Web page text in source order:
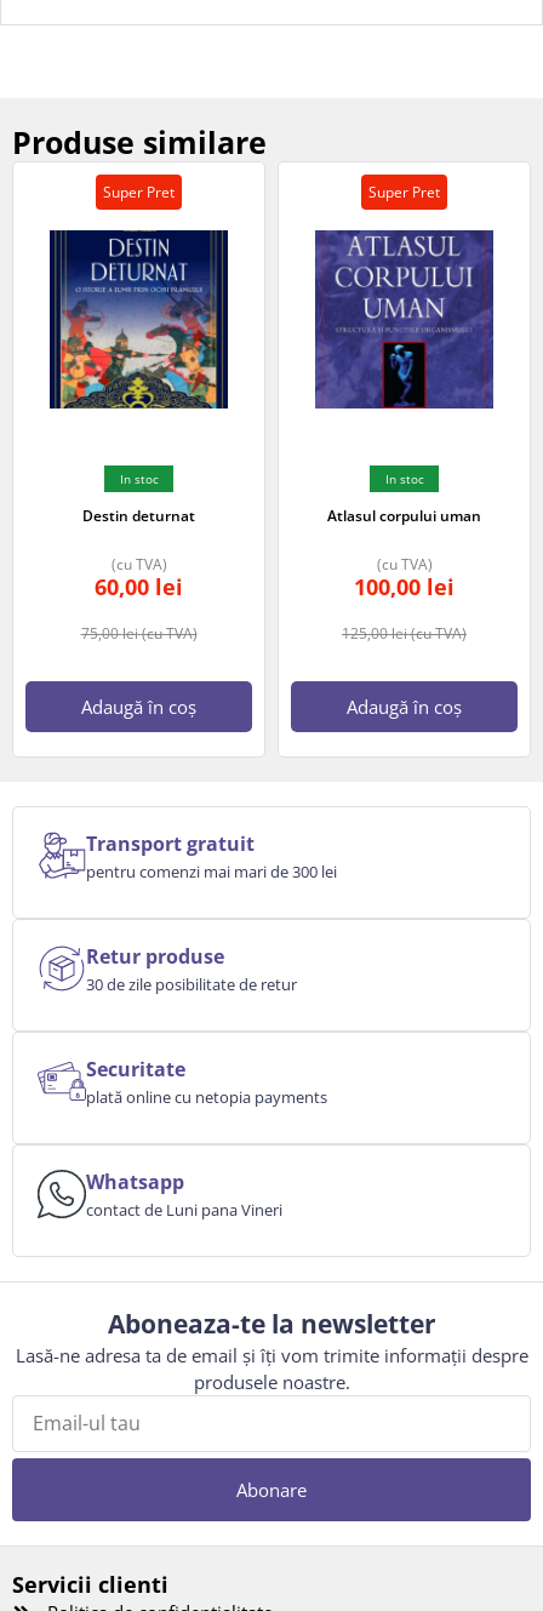
Produse similare
Super Pret
In stoc
Destin deturnat
75,00lei(cu TVA)
60,00 lei
(cu TVA)
Adaugă în coș
Super Pret
In stoc
Atlasul corpului uman
125,00lei(cu TVA)
100,00 lei
(cu TVA)
Adaugă în coș
Transport gratuit
pentru comenzi mai mari de 300 lei
Retur produse
30 de zile posibilitate de retur
Securitate
plată online cu netopia payments
Whatsapp
contact de Luni pana Vineri
Aboneaza-te la newsletter
Lasă-ne adresa ta de email și îți vom trimite informații despre
produsele noastre.
Abonare
Servicii clienti